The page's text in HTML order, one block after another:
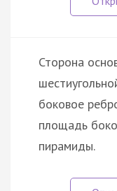
Сторона
боковое
площадь
пирамиды.